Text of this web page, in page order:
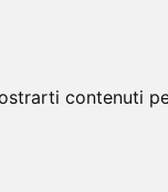
contenuti